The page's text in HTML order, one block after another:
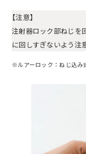
【注意】
注射器ロック部ねじを
に回しすぎないよう注
※ルアーロック：ねじ込み